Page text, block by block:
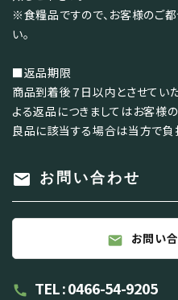
※食糧品ですので、お客様のご
い。
■返品期限
商品到着後７日以内とさせてい
よる返品につきましてはお客様
良品に該当する場合は当方で負
mail お問い合わせ
mail お問い
call TEL : 0466-54-9205